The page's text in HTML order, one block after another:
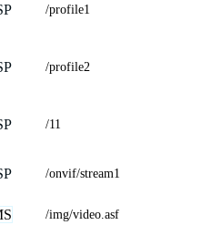
/profile1
/profile2
/11
/onvif/stream1
/img/video.asf